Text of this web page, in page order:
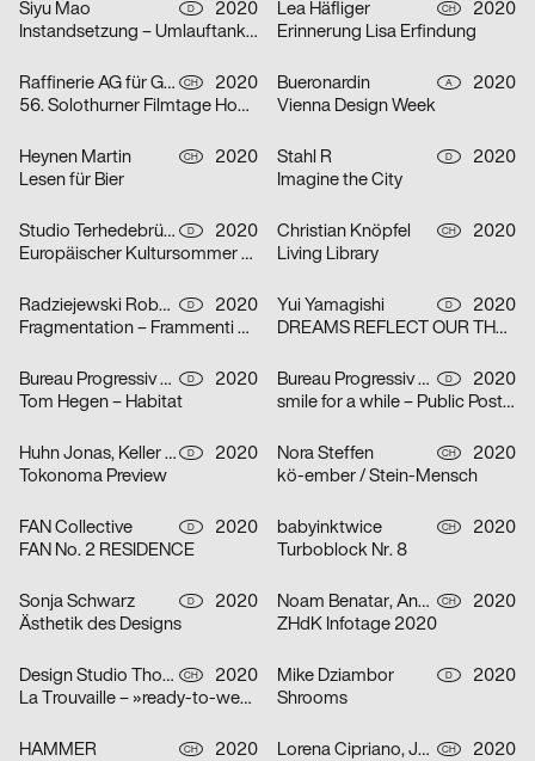
Siyu Mao D
2020
Instandsetzung – Umlauftank 2
Lea Häfliger CH
2020
Erinnerung Lisa Erfindung
Raffinerie AG für Gestaltung CH
2020
56. Solothurner Filmtage Home Edition
Bueronardin A
2020
Vienna Design Week
Heynen Martin CH
2020
Lesen für Bier
Stahl R D
2020
Imagine the City
Studio Terhedebrügge D
2020
Europäischer Kultursommer Fellbach
Christian Knöpfel CH
2020
Living Library
Radziejewski Robert D
2020
Fragmentation – Frammenti di Due
Yui Yamagishi D
2020
DREAMS REFLECT OUR THOUGHTS
Bureau Progressiv visuelle Kommunikation D
2020
Tom Hegen – Habitat
Bureau Progressiv visuelle Kommunikation D
2020
smile for a while – Public Poster Gallery Reloaded
Huhn Jonas, Keller Dominik D
2020
Tokonoma Preview
Nora Steffen CH
2020
kö-ember / Stein-Mensch
FAN Collective D
2020
FAN No. 2 RESIDENCE
babyinktwice CH
2020
Turboblock Nr. 8
Sonja Schwarz D
2020
Ästhetik des Designs
Noam Benatar, Anamaria Fernandez, Vilté Jurgutyté, Keller Samara CH
2020
ZHdK Infotage 2020
Design Studio Thom Pfister CH
2020
La Trouvaille – »ready-to-wear«
Mike Dziambor D
2020
Shrooms
HAMMER CH
2020
Lorena Cipriano, Julia Hoogkamer CH
2020